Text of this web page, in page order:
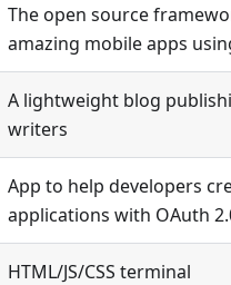
The open source
amazing mobile apps
A lightweight blog
writers
App to help developers
applications with OAuth
HTML/JS/CSS terminal